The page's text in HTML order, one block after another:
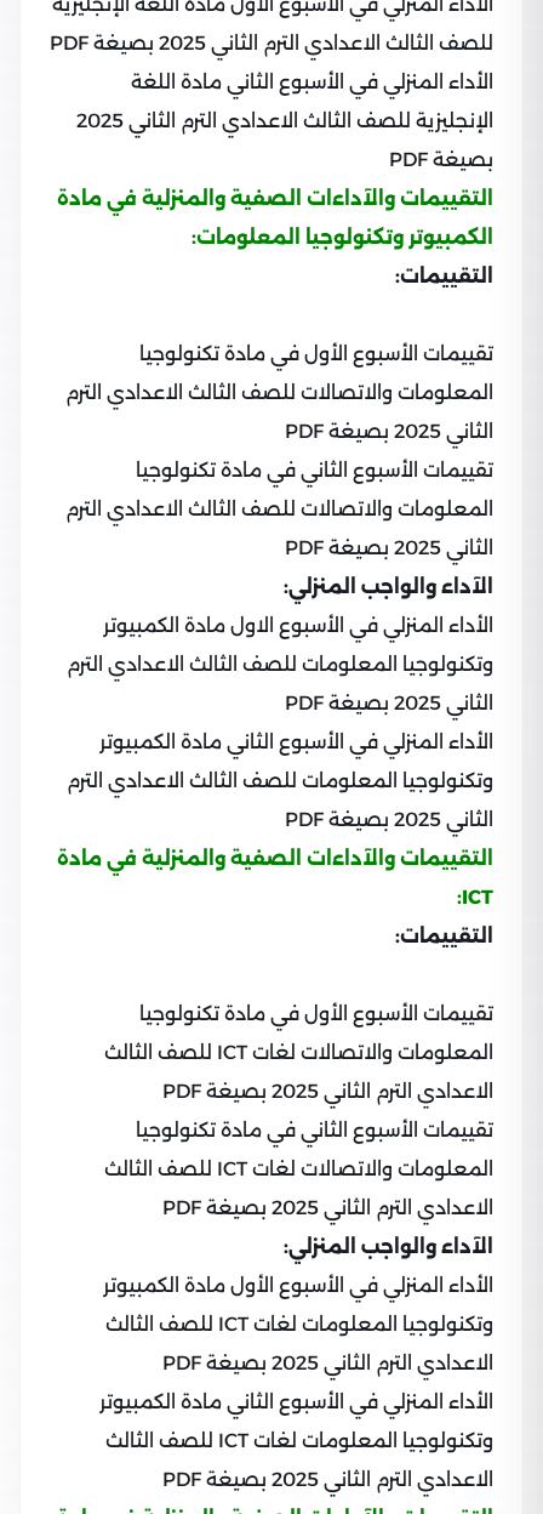
للصف الثالث الاعدادي الترم الثاني 2025 بصيغة PDF
الأداء المنزلي في الأسبوع الثاني مادة اللغة
الإنجليزية للصف الثالث الاعدادي الترم الثاني 2025
بصيغة PDF
التقييمات والآداءات الصفية والمنزلية في مادة
الكمبيوتر وتكنولوجيا المعلومات:
التقييمات:
تقييمات الأسبوع الأول في مادة تكنولوجيا
المعلومات والاتصالات للصف الثالث الاعدادي الترم
الثاني 2025 بصيغة PDF
تقييمات الأسبوع الثاني في مادة تكنولوجيا
المعلومات والاتصالات للصف الثالث الاعدادي الترم
الثاني 2025 بصيغة PDF
الآداء والواجب المنزلي:
الأداء المنزلي في الأسبوع الاول مادة الكمبيوتر
وتكنولوجيا المعلومات للصف الثالث الاعدادي الترم
الثاني 2025 بصيغة PDF
الأداء المنزلي في الأسبوع الثاني مادة الكمبيوتر
وتكنولوجيا المعلومات للصف الثالث الاعدادي الترم
الثاني 2025 بصيغة PDF
التقييمات والآداءات الصفية والمنزلية في مادة
ICT:
التقييمات:
تقييمات الأسبوع الأول في مادة تكنولوجيا
المعلومات والاتصالات لغات ICT للصف الثالث
الاعدادي الترم الثاني 2025 بصيغة PDF
تقييمات الأسبوع الثاني في مادة تكنولوجيا
المعلومات والاتصالات لغات ICT للصف الثالث
الاعدادي الترم الثاني 2025 بصيغة PDF
الآداء والواجب المنزلي:
الأداء المنزلي في الأسبوع الأول مادة الكمبيوتر
وتكنولوجيا المعلومات لغات ICT للصف الثالث
الاعدادي الترم الثاني 2025 بصيغة PDF
الأداء المنزلي في الأسبوع الثاني مادة الكمبيوتر
وتكنولوجيا المعلومات لغات ICT للصف الثالث
الاعدادي الترم الثاني 2025 بصيغة PDF